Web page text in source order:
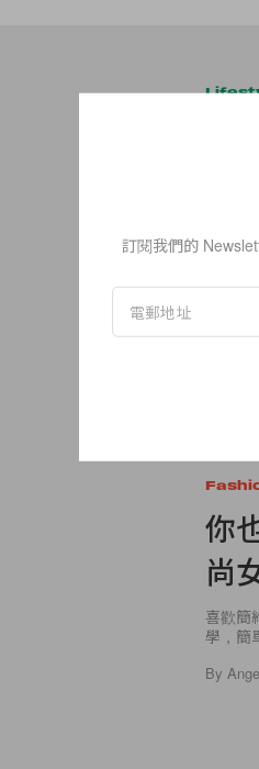
上班
看看有
你
尚
喜歡簡
學，簡
By
訂閱我們的